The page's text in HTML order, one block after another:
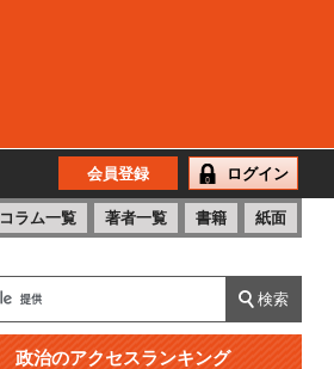
会員登録 ログイン
コラム一覧 著者一覧 書籍 紙面
政治のアクセスランキング